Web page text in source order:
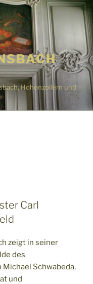
Hohenzollern und
Carl
zeigt in seiner
des
Schwabeda,
und